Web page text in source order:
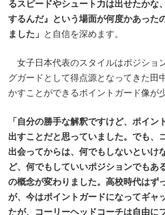
るスピードやシュート力は出せたかな
するんだ』という場面が何度かあった
ました」 と自信を深めます。
女子日本代表のスタイルはポジショ
グガードとして得点源となってきた田
かすことができるポイントガード像が
「自分の勝手な解釈ですけど、ポイ
出すことだと思っていました。でも、
出会ってからは、何でもしないといけ
ど、何でもしていいポジションでもあ
の概念が変わりました。高校時代はず
が、今はポイントガードになってギャ
たが、コーリーヘッドコーチは自由に